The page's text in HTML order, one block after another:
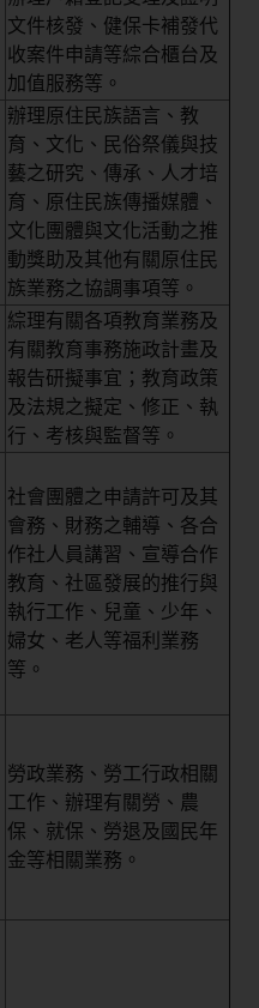
文件核發、健保卡補發代
收案件申請等綜合櫃台及
加值服務等。
辦理原住民族語言、教
育、文化、民俗祭儀與技
藝之研究、傳承、人才培
育、原住民族傳播媒體、
文化團體與文化活動之推
動獎助及其他有關原住民
族業務之協調事項等。
綜理有關各項教育業務及
有關教育事務施政計畫及
報告研擬事宜；教育政策
及法規之擬定、修正、執
行、考核與監督等。
社會團體之申請許可及其
會務、財務之輔導、各合
作社人員講習、宣導合作
教育、社區發展的推行與
執行工作、兒童、少年、
婦女、老人等福利業務
等。
勞政業務、勞工行政相關
工作、辦理有關勞、農
保、就保、勞退及國民年
金等相關業務。